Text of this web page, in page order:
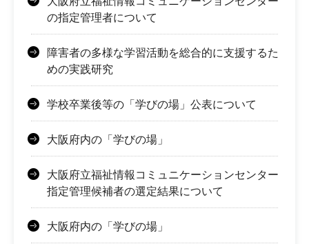
の指定管理者について
障害者の多様な学習活動を総合的に支援するた
めの実践研究
学校卒業後等の「学びの場」公表について
大阪府内の「学びの場」
大阪府立福祉情報コミュニケーションセンター
指定管理候補者の選定結果について
大阪府内の「学びの場」